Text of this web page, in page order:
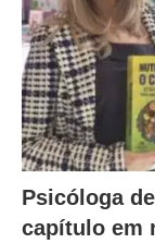
Psicóloga
capítulo em